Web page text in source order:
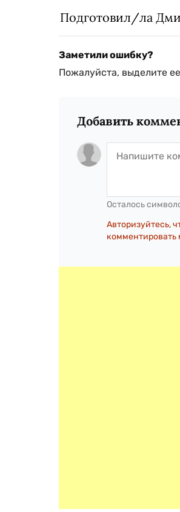
Подготовил/ла
Заметили ошибку?
Пожалуйста, выделите
Добавить
Осталось
Авторизуйтесь,
комментировать